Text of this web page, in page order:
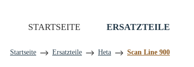
STARTSEITE ERSATZTEILE
Startseite Ersatzteile Heta Scan Line 900